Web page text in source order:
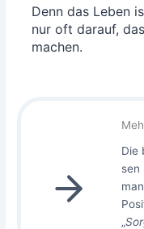
Denn das Leben
nur oft dar­auf,
machen.
Die
sen
„